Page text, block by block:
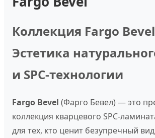
Коллекция Fargo
Эстетика
и SPC-технологии
Fargo Bevel (Фарго Бевел) — это
коллекция кварцевого SPC-
для тех, кто ценит безупречный